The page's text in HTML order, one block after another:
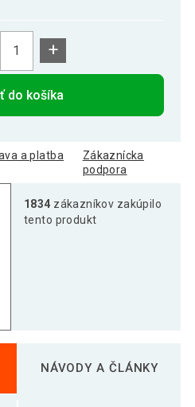
+
do košíka
a platba
Zákaznícka
podpora
1834 zákazníkov zakúpilo
tento produkt
NÁVODY A ČLÁNKY